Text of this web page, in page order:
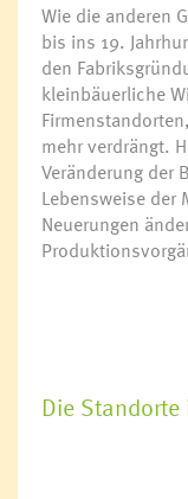
Wie die anderen
bis ins 19.
den
kleinbäuerliche
mehr verdrängt.
Veränderung der
Lebensweise
Neuerungen
Die